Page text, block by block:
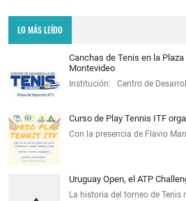
LO MÁS LEÍDO
Canchas de Tenis en la
Montevideo
Institución: Centro de
Curso de Play Tennis ITF
Con la presencia de Flavio
Uruguay Open, el ATP
La historia del torneo de